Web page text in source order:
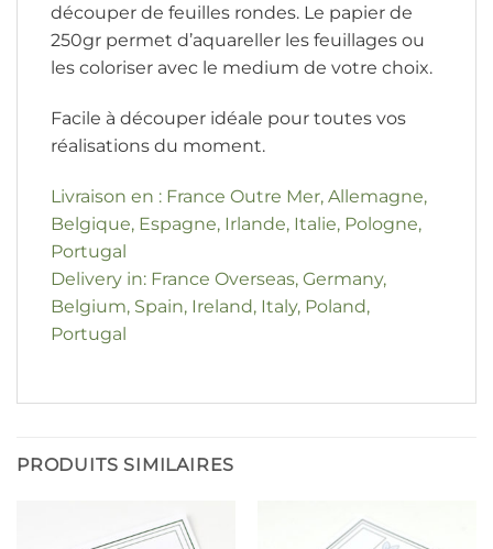
découper de feuilles rondes. Le papier de
250gr permet d’aquareller les feuillages ou
les coloriser avec le medium de votre choix.
Facile à découper idéale pour toutes vos
réalisations du moment.
Livraison en : France Outre Mer, Allemagne,
Belgique, Espagne, Irlande, Italie, Pologne,
Portugal
Delivery in: France Overseas, Germany,
Belgium, Spain, Ireland, Italy, Poland,
Portugal
PRODUITS SIMILAIRES